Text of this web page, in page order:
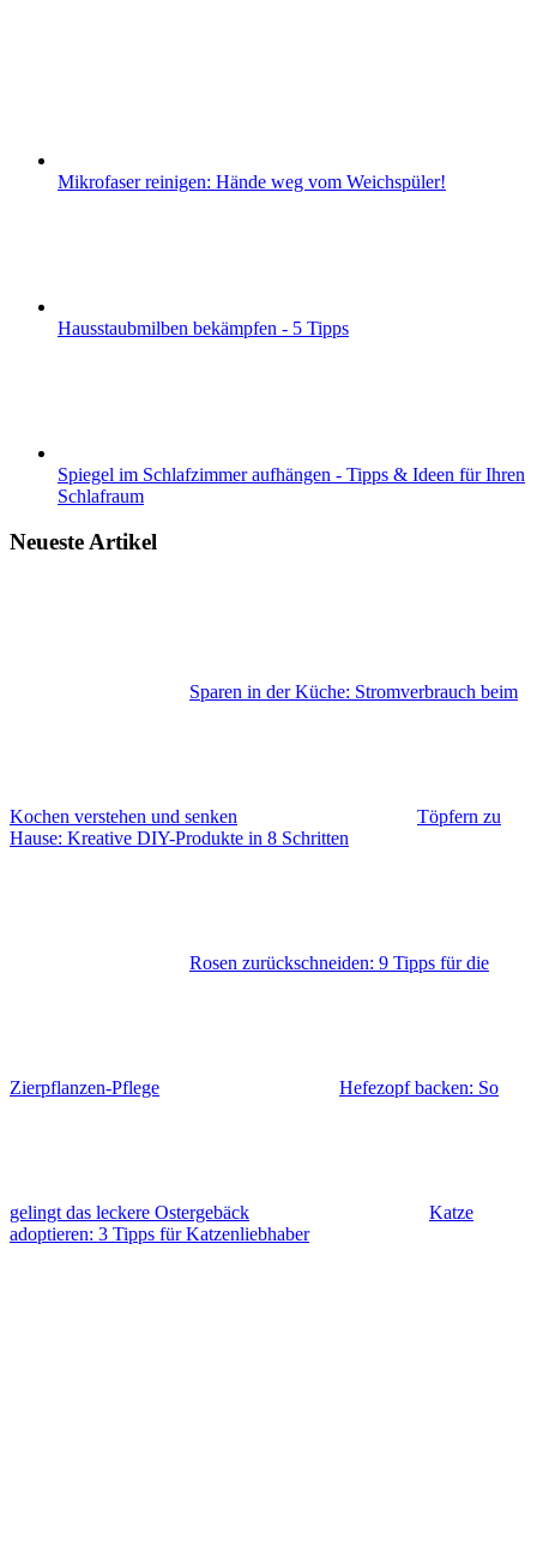
Mikrofaser reinigen: Hände weg vom Weichspüler!
Hausstaubmilben bekämpfen - 5 Tipps
Spiegel im Schlafzimmer aufhängen - Tipps & Ideen für Ihren
Schlafraum
Neueste Artikel
Sparen in der Küche: Stromverbrauch beim
Kochen verstehen und senken
Töpfern zu
Hause: Kreative DIY-Produkte in 8 Schritten
Rosen zurückschneiden: 9 Tipps für die
Zierpflanzen-Pflege Hefezopf backen: So
gelingt das leckere Ostergebäck
Katze
adoptieren: 3 Tipps für Katzenliebhaber